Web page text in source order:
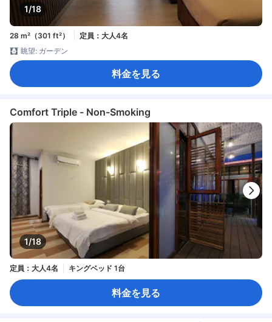
1/18
28 m²（301 ft²）
定員：大人4名
眺望: ガーデン
料金を見る
Comfort Triple - Non-Smoking
1/18
定員：大人4名 キングベッド 1台
料金を見る